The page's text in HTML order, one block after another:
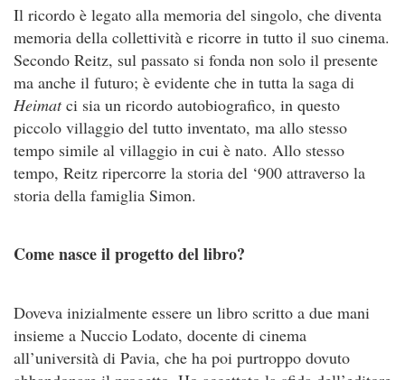
Il ricordo è legato alla memoria del singolo, che diventa
memoria della collettività e ricorre in tutto il suo cinema.
Secondo Reitz, sul passato si fonda non solo il presente
ma anche il futuro; è evidente che in tutta la saga di
Heimatci sia un ricordo autobiografico, in questo
piccolo villaggio del tutto inventato, ma allo stesso
tempo simile al villaggio in cui è nato. Allo stesso
tempo, Reitz ripercorre la storia del ‘900 attraverso la
storia della famiglia Simon.
Come nasce il progetto del libro?
Doveva inizialmente essere un libro scritto a due mani
insieme a Nuccio Lodato, docente di cinema
all’università di Pavia, che ha poi purtroppo dovuto